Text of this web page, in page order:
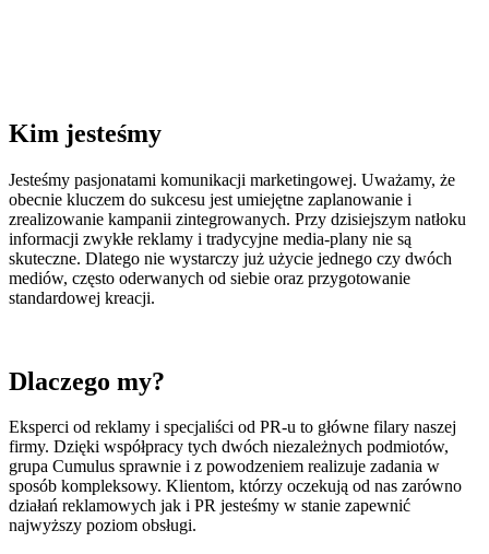
Kim jesteśmy
Jesteśmy pasjonatami komunikacji marketingowej. Uważamy, że
obecnie kluczem do sukcesu jest umiejętne zaplanowanie i
zrealizowanie kampanii zintegrowanych. Przy dzisiejszym natłoku
informacji zwykłe reklamy i tradycyjne media-plany nie są
skuteczne. Dlatego nie wystarczy już użycie jednego czy dwóch
mediów, często oderwanych od siebie oraz przygotowanie
standardowej kreacji.
Dlaczego my?
Eksperci od reklamy i specjaliści od PR-u to główne filary naszej
firmy. Dzięki współpracy tych dwóch niezależnych podmiotów,
grupa Cumulus sprawnie i z powodzeniem realizuje zadania w
sposób kompleksowy. Klientom, którzy oczekują od nas zarówno
działań reklamowych jak i PR jesteśmy w stanie zapewnić
najwyższy poziom obsługi.